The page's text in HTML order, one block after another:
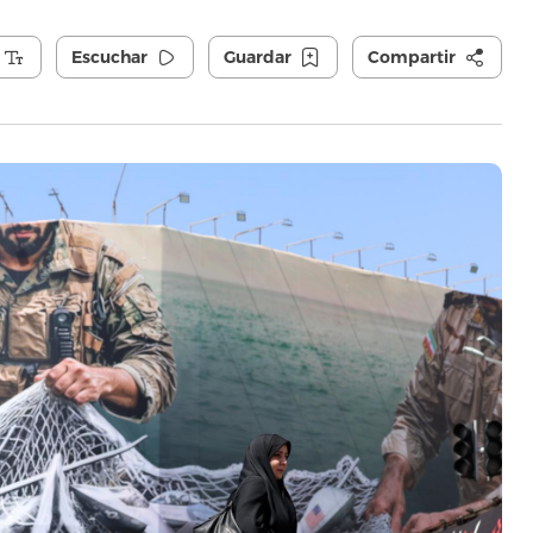
Escuchar Guardar Compartir